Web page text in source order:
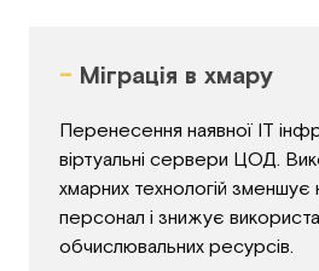
- Міграція в хмару
Перенесення наявної ІТ
віртуальні сервери ЦОД.
хмарних технологій зменшує
персонал і знижує
обчислювальних ресурсів.